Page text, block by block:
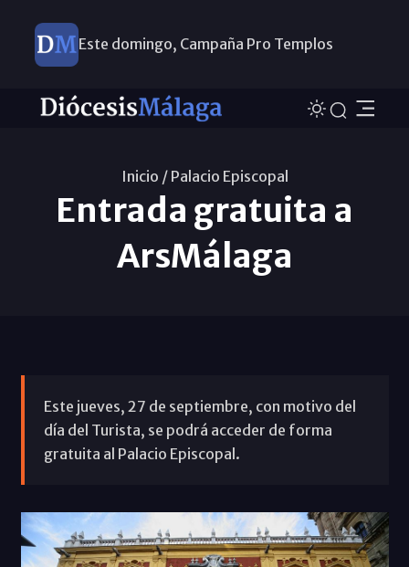
Este domingo, Campaña Pro Templos
Inicio / Palacio Episcopal
Entrada gratuita a
ArsMálaga
Este jueves, 27 de septiembre, con motivo del
día del Turista, se podrá acceder de forma
gratuita al Palacio Episcopal.